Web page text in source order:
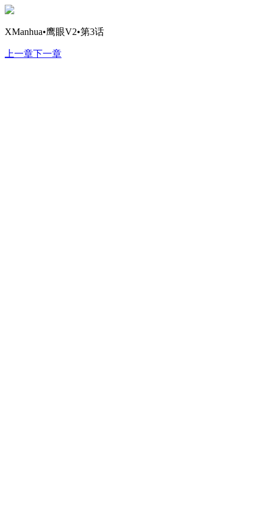
XManhua•鹰眼V2•第3话
上一章下一章